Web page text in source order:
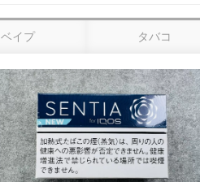
ベイプ タバコ